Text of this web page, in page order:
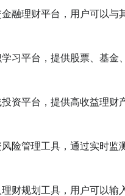
融理财平台，用户可以
习平台，提供股票、基
资平台，提供高收益理
险管理工具，通过实时
财规划工具，用户可以